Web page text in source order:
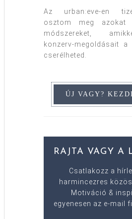
Az urban:eve-en
osztom meg azokat
módszereket,
konzerv-megoldásait
cserélheted.
RAJTA VAGY A
Csatlakozz a
harmincezres
Motiváció &
egyenesen az e-mail